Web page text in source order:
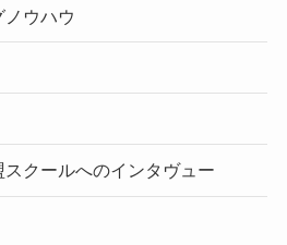
ウハウ
クールへのインタヴュー